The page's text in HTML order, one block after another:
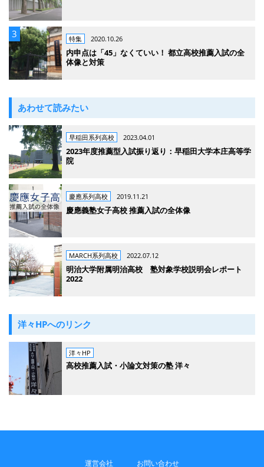
特集 2020.10.26
内申点は「45」なくていい！ 都立高校推薦入試の全
体像と対策
あわせて読みたい
早稲田系列高校 2023.04.01
2023年度推薦型入試振り返り：早稲田大学本庄高等学
院
慶應系列高校 2019.11.21
慶應義塾女子高校 推薦入試の全体像
MARCH系列高校 2022.07.12
明治大学附属明治高校 塾対象学校説明会レポート
2022
洋々HPへのリンク
洋々HP
高校推薦入試・小論文対策の塾 洋々
運営会社 お問い合わせ